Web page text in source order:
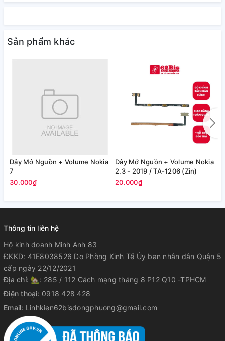
Sản phẩm khác
Dây Mở Nguồn + Volume Nokia
7
30.000₫
Dây Mở Nguồn + Volume Nokia
2.3 - 2019 / TA-1206 (Zin)
20.000₫
Thông tin liên hệ
Hộ kinh doanh Minh Anh 83
ĐKKD: 41E8038526 Do Phòng Kinh Tế Ủy ban nhân dân Quận 5
cấp ngày 22/12/2021
Địa chỉ: 🏡: 285 / 112 Cách mạng tháng 8 P12 Q10 -TPHCM
Điện thoại: 0918 428 428
Email: Linhkien62bisdongphuong@gmail.com